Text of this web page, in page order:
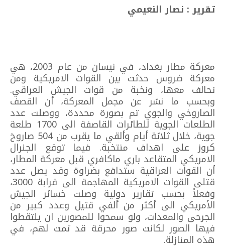
تقرير : نصار النعيمي
معركة مطار بغداد، في نيسان من عام 2003، هي
معركة ضروس حدثت بين القوات الامريكية ومن
تحالف معها، ونخبة من قوات الجيش العراقي.
وبحسب ما نشر عن مجمل المعركة، أن القصف
الصاروخي والجوي تم بصورة محددة، ووصلت عدد
الطلعات الجوية للطائرات القاصفة الى 1700 طلعة
جوية، خلال ثلاثة أيام وألقي ما يقرب من 504 صاروخ
كروز على اهداف منتخبة. فيما توقع الجنرال
الامريكي المتقاعد باري ماكافري قبل معركة المطار،
أن القوات العراقية ستدافع بضراوة وقد يصل عدد
قتلى القوات الامريكية المهاجمة الى قرابة 3000،
وفعلاً بحسب تقارير دولية وصلت خسائر الجيش
الأمريكي الى أكثر من ألفي قتيل وعدد كبير من
الجرحى والمعدات، ولو سمحوا للمصورين ان يلتقطوا
فيها الصور لكانت صور محرقة قد تمت لهم، في
هذه المنازلة.